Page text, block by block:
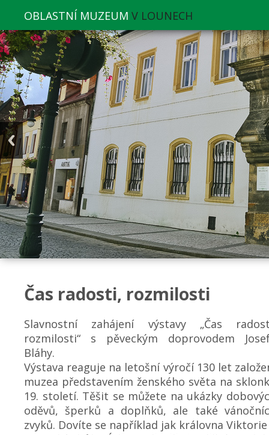
OBLASTNÍ MUZEUM V LOUNECH
Čas radosti, rozmilosti
Slavnostní zahájení výstavy „Čas
rozmilosti“ s pěveckým doprovodem
Bláhy.
Výstava reaguje na letošní výročí 130 let
muzea představením ženského světa na
19. století. Těšit se můžete na ukázky
oděvů, šperků a doplňků, ale také
zvyků. Dovíte se například jak královna